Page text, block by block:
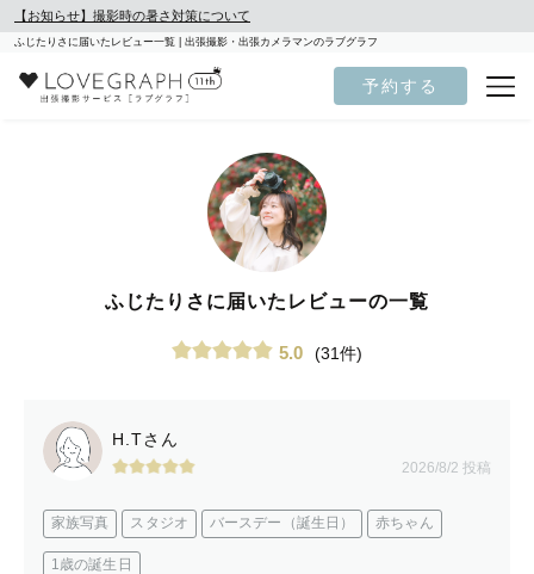
【お知らせ】撮影時の暑さ対策について
ふじたりさに届いたレビュー一覧 | 出張撮影・出張カメラマンのラブグラフ
予約する
ふじたりさに届いたレビューの一覧
5.0 (31件)
H.Tさん
2026/8/2 投稿
家族写真 スタジオ バースデー（誕生日） 赤ちゃん
1歳の誕生日